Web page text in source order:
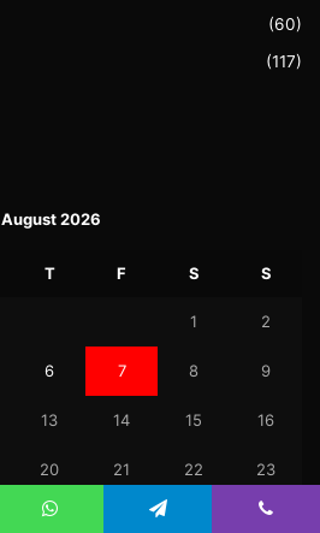
(60)
(117)
August 2026
T F S S
1 2
6 7 8 9
13 14 15 16
20 21 22 23
27 30